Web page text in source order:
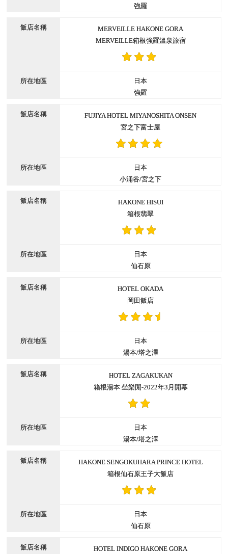
強羅
MERVEILLE HAKONE GORA
MERVEILLE箱根強羅溫泉旅宿
日本
強羅
FUJIYA HOTEL MIYANOSHITA ONSEN
宮之下富士屋
日本
小涌谷/宮之下
HAKONE HISUI
箱根翡翠
日本
仙石原
HOTEL OKADA
岡田飯店
日本
湯本/塔之澤
HOTEL ZAGAKUKAN
箱根湯本 坐樂閒-2022年3月開幕
日本
湯本/塔之澤
HAKONE SENGOKUHARA PRINCE HOTEL
箱根仙石原王子大飯店
日本
仙石原
HOTEL INDIGO HAKONE GORA